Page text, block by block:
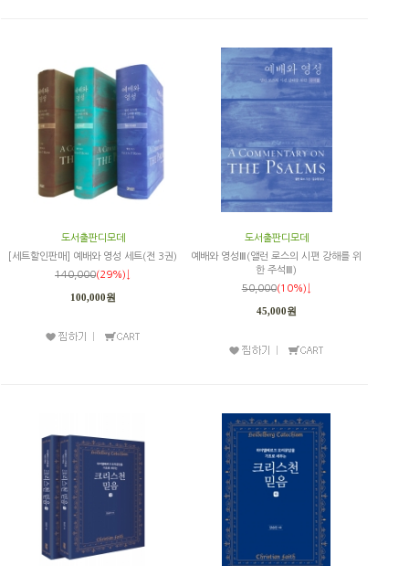
도서출판디모데
[세트할인판매] 예배와 영성 세트(전 3권)
140,000(29%)↓
100,000원
도서출판디모데
예배와 영성Ⅲ(앨런 로스의 시편 강해를 위
한 주석Ⅲ)
50,000(10%)↓
45,000원